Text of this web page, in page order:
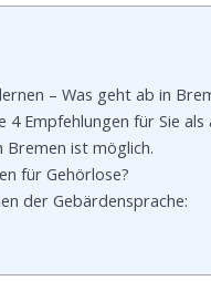
– Was geht ab in
4 Empfehlungen für Sie
Bremen ist möglich.
für Gehörlose?
der Gebärdensprache: